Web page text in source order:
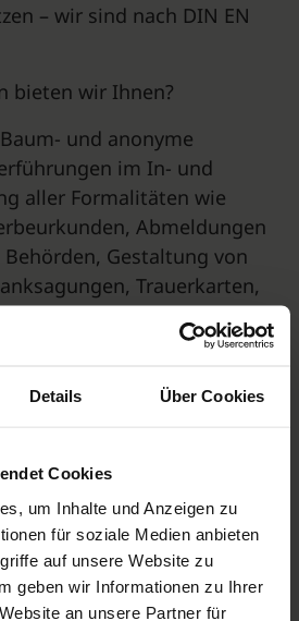
Details Über Cookies
Cookies
um Inhalte und Anzeigen zu
für soziale Medien anbieten
auf unsere Website zu
geben wir Informationen zu Ihrer
an unsere Partner für
– wir sind nach DIN EN
bieten wir Ihnen?
und anonyme
im In- und
aller Formalitäten wie
Abmeldungen
Gestaltung von
Trauerkarten,
und eine
mit unseren geschulten
für Sie tun?
Redner oder Pfarrer,
Grabpflege,
Essen,
Beantragung
und vieles mehr.